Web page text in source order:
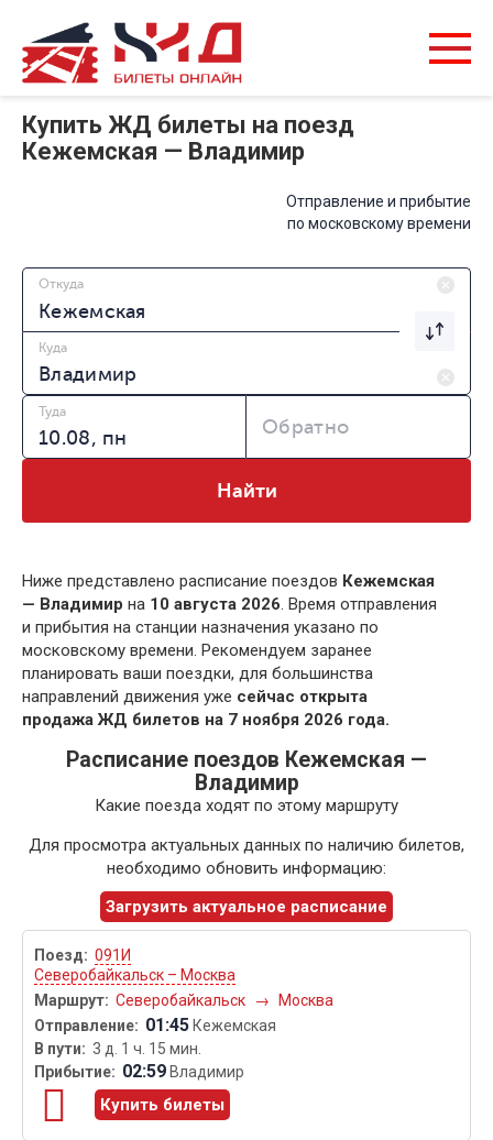
Купить ЖД билеты на поезд
Кежемская — Владимир
Отправление и прибытие
по московскому времени
Откуда
Куда
Туда
Обратно
Найти
Ниже представлено расписание поездов Кежемская
— Владимир на 10 августа 2026. Время отправления
и прибытия на станции назначения указано по
московскому времени. Рекомендуем заранее
планировать ваши поездки, для большинства
направлений движения уже сейчас открыта
продажа ЖД билетов на 7 ноября 2026 года.
Расписание поездов Кежемская —
Владимир
Какие поезда ходят по этому маршруту
Для просмотра актуальных данных по наличию билетов,
необходимо обновить информацию:
Загрузить актуальное расписание
091И
Северобайкальск – Москва
Северобайкальск
→ Москва
01:45 Кежемская
3 д. 1 ч. 15 мин.
02:59 Владимир
Купить билеты